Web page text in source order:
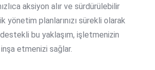
aksiyon alır ve sürdürülebilir
yönetim planlarınızı sürekli olarak
bu yaklaşım, işletmenizin
etmenizi sağlar.